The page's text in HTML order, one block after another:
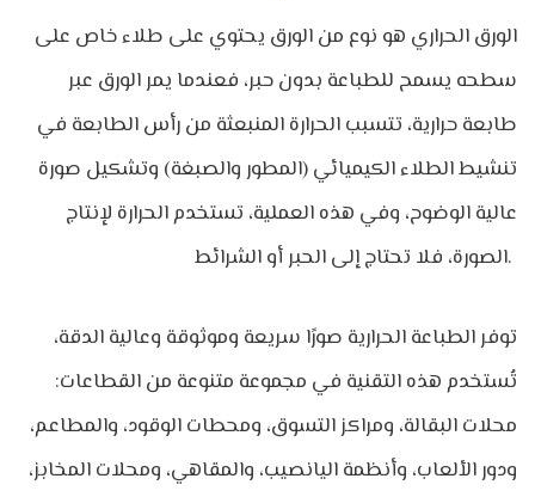
الورق الحراري هو نوع من الورق يحتوي على طلاء خاص على
سطحه يسمح للطباعة بدون حبر، فعندما يمر الورق عبر
طابعة حرارية، تتسبب الحرارة المنبعثة من رأس الطابعة في
تنشيط الطلاء الكيميائي (المطور والصبغة) وتشكيل صورة
عالية الوضوح، وفي هذه العملية، تستخدم الحرارة لإنتاج
الصورة، فلا تحتاج إلى الحبر أو الشرائط.
توفر الطباعة الحرارية صورًا سريعة وموثوقة وعالية الدقة،
تُستخدم هذه التقنية في مجموعة متنوعة من القطاعات:
محلات البقالة، ومراكز التسوق، ومحطات الوقود، والمطاعم،
ودور الألعاب، وأنظمة اليانصيب، والمقاهي، ومحلات المخابز،